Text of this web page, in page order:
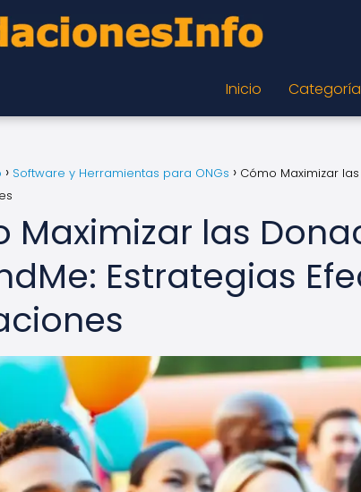
Inicio
Software y Herramientas para ONGs
Cómo Maximizar
Maximizar las
Estrategias